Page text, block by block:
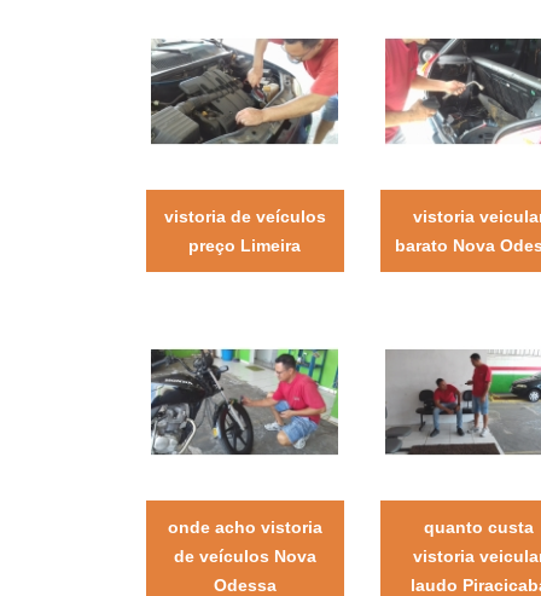
vistoria de veículos
preço Limeira
vistoria
barato Nova
onde acho vistoria
de veículos Nova
Odessa
quanto custa
vistoria
laudo